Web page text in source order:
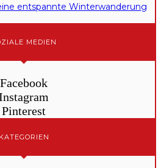
entspannte Winterwanderung
MEDIEN
Facebook
Pinterest
KATEGORIEN